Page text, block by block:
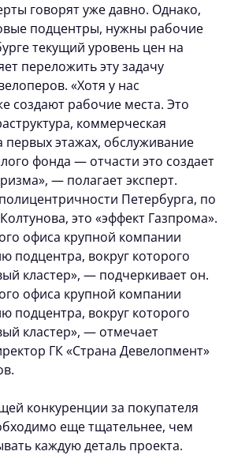
говорят уже давно. Однако,
подцентры, нужны рабочие
текущий уровень цен на
переложить эту задачу
«Хотя у нас
создают рабочие места. Это
коммерческая
этажах, обслуживание
фонда — отчасти это создает
— полагает эксперт.
Петербурга, по
это «эффект Газпрома».
офиса крупной компании
подцентра, вокруг которого
кластер», — подчеркивает он.
офиса крупной компании
подцентра, вокруг которого
кластер», — отмечает
ГК «Страна Девелопмент»
конкуренции за покупателя
еще тщательнее, чем
каждую деталь проекта.